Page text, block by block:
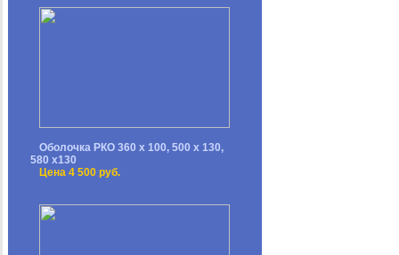
Оболочка РКО 360 х 100, 500 х 130,
580 х130
Цена 4 500 руб.